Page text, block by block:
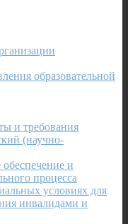
образовательной
и требования
(научно-
и
процесса
условиях для
инвалидами и